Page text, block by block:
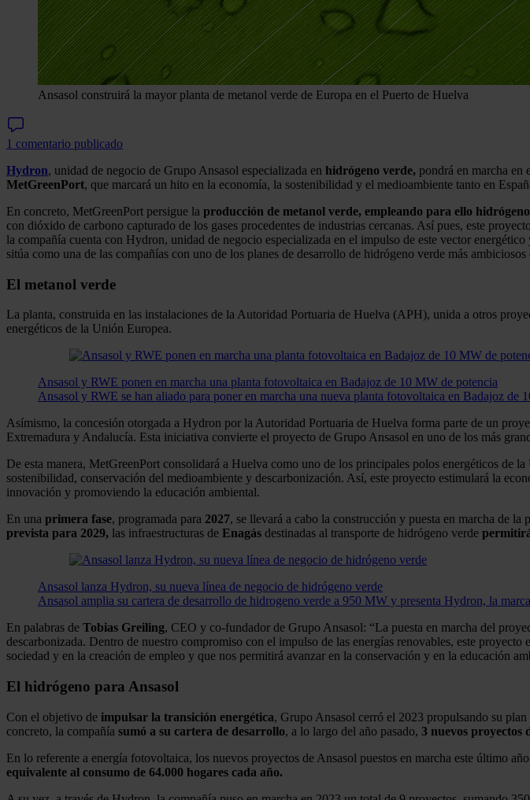
que hayan recopilado a partir del uso que haya hecho de sus
Ansasol construirá la mayor planta de metanol verde de Europa en el Puerto de Huelva
1 comentario publicado
Hydron, unidad de negocio de Grupo Ansasol especializada en hidrógeno verde, pondrá en marcha en
MetGreenPort, que marcará un hito en la economía, la sostenibilidad y el medioambiente tanto en
En concreto, MetGreenPort persigue la producción de metanol verde, empleando para ello
con dióxido de carbono capturado de los gases procedentes de industrias cercanas. Así pues, este
la compañía cuenta con Hydron, unidad de negocio especializada en el impulso de este vector
sitúa como una de las compañías con uno de los planes de desarrollo de hidrógeno verde más
El metanol verde
La planta, construida en las instalaciones de la Autoridad Portuaria de Huelva (APH), unida a otros
energéticos de la Unión Europea.
Ansasol y RWE ponen en marcha una planta fotovoltaica en Badajoz de 10 MW de potencia
Ansasol y RWE se han aliado para poner en marcha una nueva planta fotovoltaica en Badajoz de
Asímismo, la concesión otorgada a Hydron por la Autoridad Portuaria de Huelva forma parte de un
Extremadura y Andalucía. Esta iniciativa convierte el proyecto de Grupo Ansasol en uno de los más
De esta manera, MetGreenPort consolidará a Huelva como uno de los principales polos energéticos de
sostenibilidad, conservación del medioambiente y descarbonización. Así, este proyecto estimulará la
innovación y promoviendo la educación ambiental.
En una primera fase, programada para 2027, se llevará a cabo la construcción y puesta en marcha de la
prevista para 2029, las infraestructuras de Enagás destinadas al transporte de hidrógeno verde
Ansasol lanza Hydron, su nueva línea de negocio de hidrógeno verde
Ansasol amplia su cartera de desarrollo de hidrogeno verde a 950 MW y presenta Hydron, la
En palabras de Tobias Greiling, CEO y co-fundador de Grupo Ansasol: “La puesta en marcha del
descarbonizada. Dentro de nuestro compromiso con el impulso de las energías renovables, este
sociedad y en la creación de empleo y que nos permitirá avanzar en la conservación y en la educación
El hidrógeno para Ansasol
Con el objetivo de impulsar la transición energética, Grupo Ansasol cerró el 2023 propulsando su
concreto, la compañía sumó a su cartera de desarrollo, a lo largo del año pasado, 3 nuevos proyectos
En lo referente a energía fotovoltaica, los nuevos proyectos de Ansasol puestos en marcha este último
equivalente al consumo de 64.000 hogares cada año.